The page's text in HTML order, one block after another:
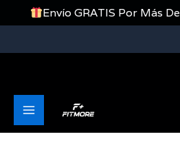
Contenido
Main
Envío GRATIS Por Más De